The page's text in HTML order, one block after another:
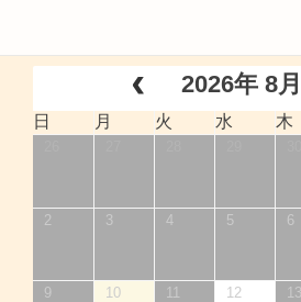
2026年 8月
日 月 火 水 木
2 3 4 5 6
9 10 11 12 13